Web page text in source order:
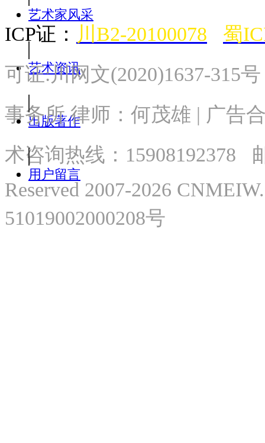
艺术家风采
艺术资讯
出版著作
用户留言
ICP证： 川B2-20100078
蜀
可证:川网文(2020)1637-315
事务所 律师：何茂雄 | 广告
术咨询热线： 15908192378
Reserved 2007-2026
51019002000208号